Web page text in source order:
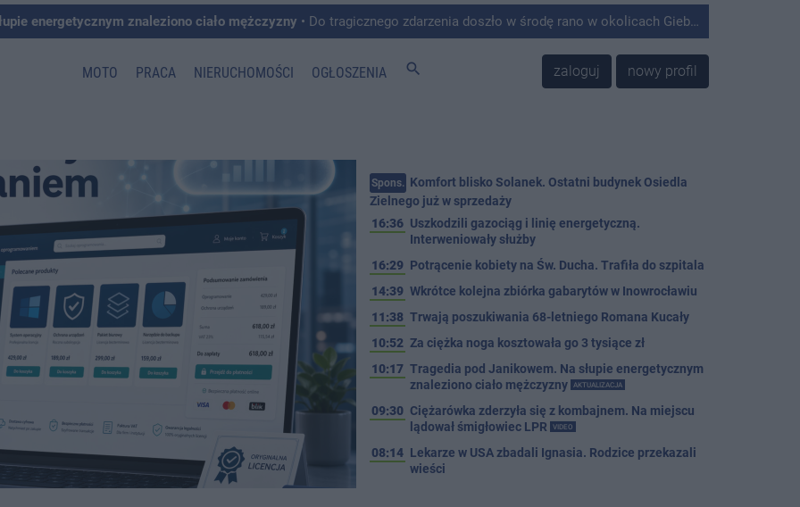
energetycznym znaleziono ciało mężczyzny • Do tragicznego zdarzenia doszło w środę rano w okolicach Giebni koło Janikowa. Wówczas na słupie energetycznym odnaleziono ciało mężczyzny.
MOTO PRACA NIERUCHOMOŚCI OGŁOSZENIA search zaloguj nowy profil
Spons. Komfort blisko Solanek. Ostatni budynek Osiedla
Zielnego już w sprzedaży
16:36 Uszkodzili gazociąg i linię energetyczną.
Interweniowały służby
16:29 Potrącenie kobiety na Św. Ducha. Trafiła do szpitala
14:39 Wkrótce kolejna zbiórka gabarytów w Inowrocławiu
11:38 Trwają poszukiwania 68-letniego Romana Kucały
10:52 Za ciężka noga kosztowała go 3 tysiące zł
10:17 Tragedia pod Janikowem. Na słupie energetycznym
znaleziono ciało mężczyzny
AKTUALIZACJA
09:30 Ciężarówka zderzyła się z kombajnem. Na miejscu
lądował śmigłowiec LPR
VIDEO
08:14 Lekarze w USA zbadali Ignasia. Rodzice przekazali
wieści